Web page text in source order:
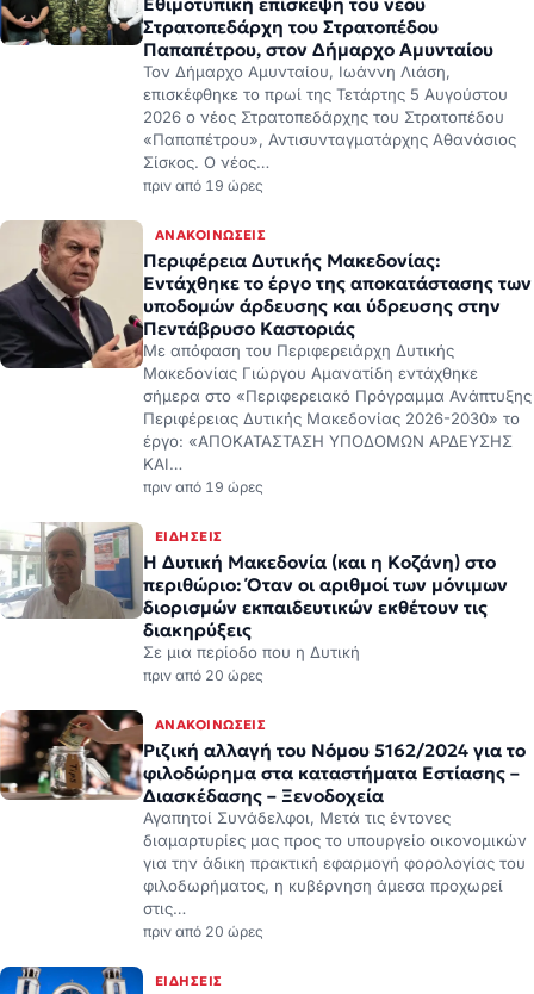
Εθιμοτυπική επίσκεψη του νέου
Στρατοπεδάρχη του Στρατοπέδου
Παπαπέτρου, στον Δήμαρχο Αμυνταίου
Τον Δήμαρχο Αμυνταίου, Ιωάννη Λιάση,
επισκέφθηκε το πρωί της Τετάρτης 5 Αυγούστου
2026 ο νέος Στρατοπεδάρχης του Στρατοπέδου
«Παπαπέτρου», Αντισυνταγματάρχης Αθανάσιος
Σίσκος. Ο νέος…
πριν από 19 ώρες
ΑΝΑΚΟΙΝΏΣΕΙΣ
Περιφέρεια Δυτικής Μακεδονίας:
Εντάχθηκε το έργο της αποκατάστασης των
υποδομών άρδευσης και ύδρευσης στην
Πεντάβρυσο Καστοριάς
Με απόφαση του Περιφερειάρχη Δυτικής
Μακεδονίας Γιώργου Αμανατίδη εντάχθηκε
σήμερα στο «Περιφερειακό Πρόγραμμα Ανάπτυξης
Περιφέρειας Δυτικής Μακεδονίας 2026-2030» το
έργο: «ΑΠΟΚΑΤΑΣΤΑΣΗ ΥΠΟΔΟΜΩΝ ΑΡΔΕΥΣΗΣ
ΚΑΙ…
πριν από 19 ώρες
ΕΙΔΉΣΕΙΣ
Η Δυτική Μακεδονία (και η Κοζάνη) στο
περιθώριο: Όταν οι αριθμοί των μόνιμων
διορισμών εκπαιδευτικών εκθέτουν τις
διακηρύξεις
Σε μια περίοδο που η Δυτική
πριν από 20 ώρες
ΑΝΑΚΟΙΝΏΣΕΙΣ
Ριζική αλλαγή του Νόμου 5162/2024 για το
φιλοδώρημα στα καταστήματα Εστίασης –
Διασκέδασης – Ξενοδοχεία
Αγαπητοί Συνάδελφοι, Μετά τις έντονες
διαμαρτυρίες μας προς το υπουργείο οικονομικών
για την άδικη πρακτική εφαρμογή φορολογίας του
φιλοδωρήματος, η κυβέρνηση άμεσα προχωρεί
στις…
πριν από 20 ώρες
ΕΙΔΉΣΕΙΣ